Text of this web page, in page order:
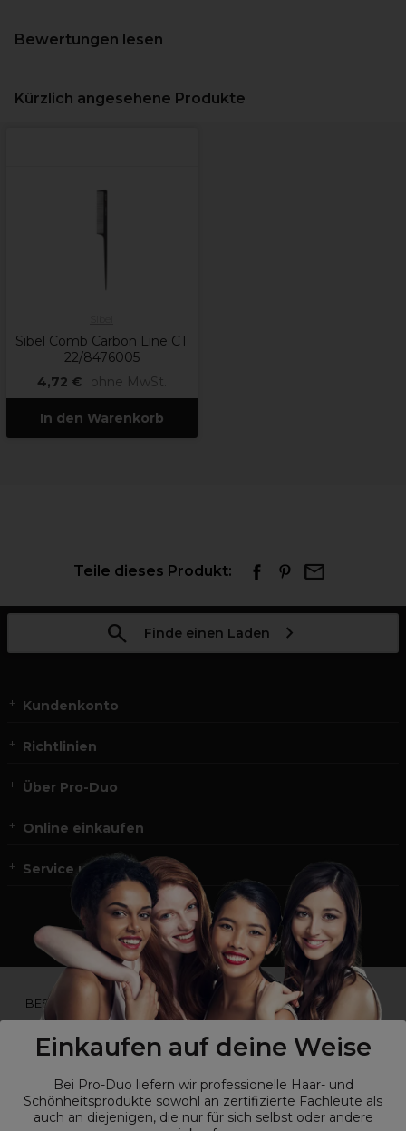
Einkaufen auf deine Weise
Bei Pro-Duo liefern wir professionelle Haar- und
Schönheitsprodukte sowohl an zertifizierte Fachleute als
auch an diejenigen, die nur für sich selbst oder andere
Bewertungen lesen
Kürzlich angesehene Produkte
Sibel Comb Carbon Line CT
22/8476005
4,72 €
ohne MwSt.
In den Warenkorb
Teile dieses Produkt:
Finde einen Laden
Kundenkonto
Richtlinien
Über Pro-Duo
Online einkaufen
Service und Kontakt
*Du bist kein Profikunde?
BESUCHE
UNSERE WEBSEITE FÜR ENDVERBRAUCHER.*